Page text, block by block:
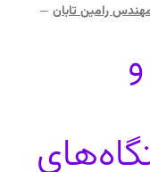
رامین تابان —